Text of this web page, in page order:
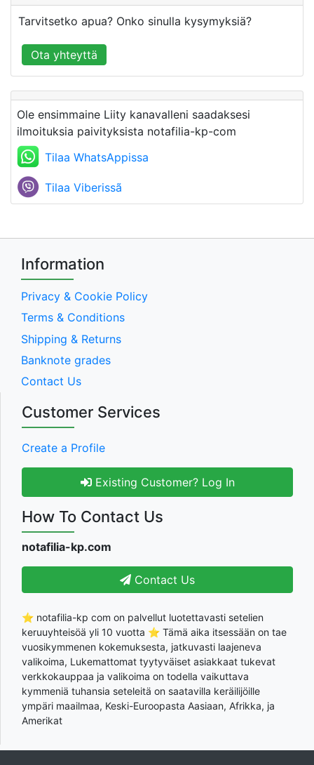
Tarvitsetko apua? Onko sinulla kysymyksiä?
Ota yhteyttä
Ole ensimmaine Liity kanavalleni saadaksesi
ilmoituksia paivityksista notafilia-kp-com
Tilaa WhatsAppissa
Tilaa Viberissã
Information
Privacy & Cookie Policy
Terms & Conditions
Shipping & Returns
Banknote grades
Contact Us
Customer Services
Create a Profile
Existing Customer? Log In
How To Contact Us
notafilia-kp.com
Contact Us
⭐ notafilia-kp com on palvellut luotettavasti setelien
keruuyhteisöä yli 10 vuotta ⭐ Tämä aika itsessään on tae
vuosikymmenen kokemuksesta, jatkuvasti laajeneva
valikoima, Lukemattomat tyytyväiset asiakkaat tukevat
verkkokauppaa ja valikoima on todella vaikuttava
kymmeniä tuhansia seteleitä on saatavilla keräilijöille
ympäri maailmaa, Keski-Euroopasta Aasiaan, Afrikka, ja
Amerikat